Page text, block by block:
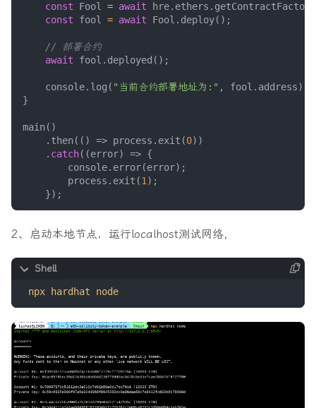
const
Fool = await hre. ethers . getContractFactory
const
fool = await Fool . deploy();
await
fool . deployed ();
console. log ( "当前合约部署地址为:" , fool . address);
}
main()
. then(() => process . exit (0))
. catch((error) => {
console. error(error);
process . exit (1);
});
2、启动本地节点，运行localhost测试网络,